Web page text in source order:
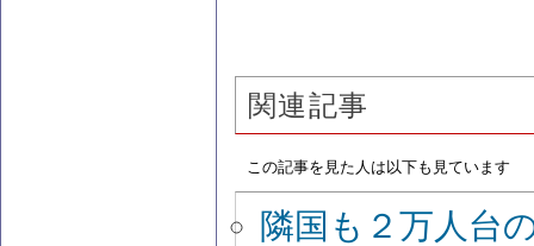
関連記事
この記事を見た人は以下も見ています
隣国も２万人台